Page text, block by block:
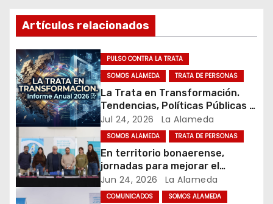
i
ó
n
d
e
e
n
t
Artículos relacionados
PULSO CONTRA LA TRATA
SOMOS ALAMEDA
TRATA DE PERSONAS
La Trata en Transformación.
Tendencias, Políticas Públicas y
Nuevos Desafíos. Argentina y el
Mundo – Julio 2026
Jul 24, 2026 La Alameda
SOMOS ALAMEDA TRATA DE PERSONAS
En territorio bonaerense,
jornadas para mejorar el
cuidado en comunidad
Jun 24, 2026 La Alameda
COMUNICADOS SOMOS ALAMEDA